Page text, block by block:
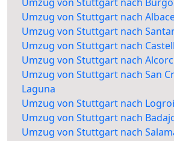
Umzug von Stuttgart nach
Umzug von Stuttgart nach
Umzug von Stuttgart nach
Umzug von Stuttgart nach
Umzug von Stuttgart nach San
Laguna
Umzug von Stuttgart nach
Umzug von Stuttgart nach
Umzug von Stuttgart nach